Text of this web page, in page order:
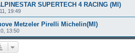
SUPERTECH 4 RACING (MI)
19:49
Metzeler Pirelli Michelin(MI)
13:50